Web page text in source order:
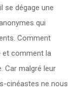
se dégage une
qui
Comment
et comment la
Car malgré leur
cinéastes ne nous